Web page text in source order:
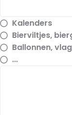
Kalenders
Bierviltjes,
Ballonnen,
...